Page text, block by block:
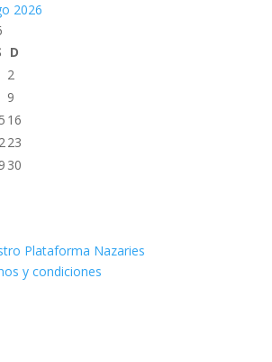
2026
D
2
9
16
23
30
Plataforma Nazaries
y condiciones